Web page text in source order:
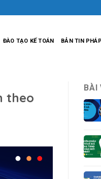
ĐÀO TẠO KẾ TOÁN BẢN TIN
theo
BÀI